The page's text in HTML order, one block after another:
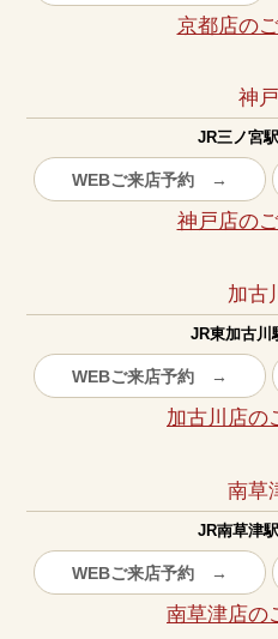
京都店の
神
JR三ノ宮
WEBご来店予約 →
神戸店の
加古
JR東加古川
WEBご来店予約 →
加古川店
南草
JR南草津
WEBご来店予約 →
南草津店